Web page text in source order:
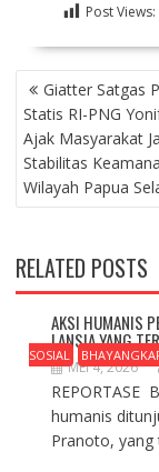
Post Views:
NAVIGASI
POSGiatter Satgas
Statis RI-PNG
Ajak Masyarakat
Stabilitas
Wilayah Papua
RELATED POSTS
SOSIAL
AKSI HUMANIS
LANSIA YANG
MEI 4, 2026
REPORTASE
humanis
Pranoto, yang